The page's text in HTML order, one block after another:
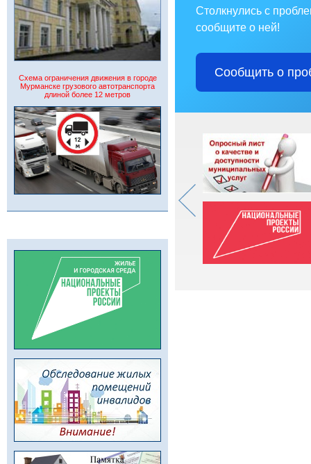
Схема ограничения движения в городе
Мурманске грузового автотранспорта
длиной более 12 метров
Столкнулись с
сообщите о ней!
Сообщить о